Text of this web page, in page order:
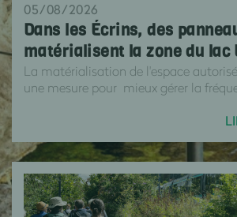
05/08/2026
Dans les Écrins, des
matérialisent la zone du lac
La matérialisation de l'espace
une mesure pour mieux gérer la